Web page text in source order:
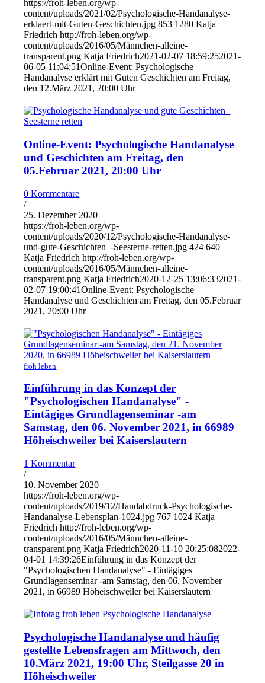
https://froh-leben.org/wp-
content/uploads/2021/02/Psychologische-Handanalyse-
erklaert-mit-Guten-Geschichten.jpg 853 1280 Katja
Friedrich http://froh-leben.org/wp-
content/uploads/2016/05/Männchen-alleine-
transparent.png Katja Friedrich2021-02-07 18:59:252021-
06-05 11:04:51Online-Event: Psychologische
Handanalyse erklärt mit Guten Geschichten am Freitag,
den 12.März 2021, 20:00 Uhr
Online-Event: Psychologische Handanalyse
und Geschichten am Freitag, den
05.Februar 2021, 20:00 Uhr
0 Kommentare
/
25. Dezember 2020
https://froh-leben.org/wp-
content/uploads/2020/12/Psychologische-Handanalyse-
und-gute-Geschichten_-Seesterne-retten.jpg 424 640
Katja Friedrich http://froh-leben.org/wp-
content/uploads/2016/05/Männchen-alleine-
transparent.png Katja Friedrich2020-12-25 13:06:332021-
02-07 19:00:41Online-Event: Psychologische
Handanalyse und Geschichten am Freitag, den 05.Februar
2021, 20:00 Uhr
froh leben
Einführung in das Konzept der
"Psychologischen Handanalyse" -
Eintägiges Grundlagenseminar -am
Samstag, den 06. November 2021, in 66989
Höheischweiler bei Kaiserslautern
1 Kommentar
/
10. November 2020
https://froh-leben.org/wp-
content/uploads/2019/12/Handabdruck-Psychologische-
Handanalyse-Lebensplan-1024.jpg 767 1024 Katja
Friedrich http://froh-leben.org/wp-
content/uploads/2016/05/Männchen-alleine-
transparent.png Katja Friedrich2020-11-10 20:25:082022-
04-01 14:39:26Einführung in das Konzept der
"Psychologischen Handanalyse" - Eintägiges
Grundlagenseminar -am Samstag, den 06. November
2021, in 66989 Höheischweiler bei Kaiserslautern
Psychologische Handanalyse und häufig
gestellte Lebensfragen am Mittwoch, den
10.März 2021, 19:00 Uhr, Steilgasse 20 in
Höheischweiler